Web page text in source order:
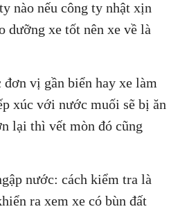
nào nếu công ty nhật xịn
dưỡng xe tốt nên xe về là
vị gần biển hay xe làm
xúc với nước muối sẽ bị ăn
lại thì vết mòn đó cũng
nước: cách kiểm tra là
ra xem xe có bùn đất